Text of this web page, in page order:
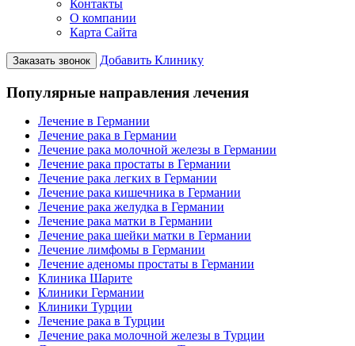
Контакты
О компании
Карта Сайта
Заказать звонок Добавить Клинику
Популярные направления лечения
Лечение в Германии
Лечение рака в Германии
Лечение рака молочной железы в Германии
Лечение рака простаты в Германии
Лечение рака легких в Германии
Лечение рака кишечника в Германии
Лечение рака желудка в Германии
Лечение рака матки в Германии
Лечение рака шейки матки в Германии
Лечение лимфомы в Германии
Лечение аденомы простаты в Германии
Клиника Шарите
Клиники Германии
Клиники Турции
Лечение рака в Турции
Лечение рака молочной железы в Турции